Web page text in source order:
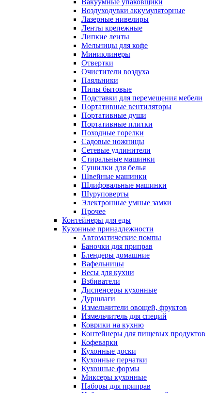
Вакуумные упаковщики
Воздуходувки аккумуляторные
Лазерные нивелиры
Ленты крепежные
Липкие ленты
Мельницы для кофе
Миниклинеры
Отвертки
Очистители воздуха
Паяльники
Пилы бытовые
Подставки для перемещения мебели
Портативные вентиляторы
Портативные души
Портативные плитки
Походные горелки
Садовые ножницы
Сетевые удлинители
Стиральные машинки
Сушилки для белья
Швейные машинки
Шлифовальные машинки
Шуруповерты
Электронные умные замки
Прочее
Контейнеры для еды
Кухонные принадлежности
Автоматические помпы
Баночки для приправ
Блендеры домашние
Вафельницы
Весы для кухни
Взбиватели
Диспенсеры кухонные
Дуршлаги
Измельчители овощей, фруктов
Измельчитель для специй
Коврики на кухню
Контейнеры для пищевых продуктов
Кофеварки
Кухонные доски
Кухонные перчатки
Кухонные формы
Миксеры кухонные
Наборы для приправ